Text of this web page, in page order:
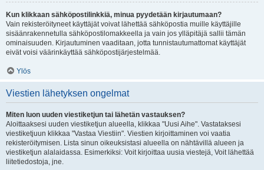
Kun klikkaan sähköpostilinkkiä, minua pyydetään kirjautumaan?
Vain rekisteröityneet käyttäjät voivat lähettää sähköpostia muille käyttäjille
sisäänrakennetulla sähköpostilomakkeella ja vain jos ylläpitäjä sallii tämän
ominaisuuden. Kirjautuminen vaaditaan, jotta tunnistautumattomat käyttäjät
eivät voisi väärinkäyttää sähköpostijärjestelmää.
Ylös
Viestien lähetyksen ongelmat
Miten luon uuden viestiketjun tai lähetän vastauksen?
Aloittaaksesi uuden viestiketjun alueella, klikkaa "Uusi Aihe". Vastataksesi
viestiketjuun klikkaa "Vastaa Viestiin". Viestien kirjoittaminen voi vaatia
rekisteröitymisen. Lista sinun oikeuksistasi alueella on nähtävillä alueen ja
viestiketjun alalaidassa. Esimerkiksi: Voit kirjoittaa uusia viestejä, Voit lähettää
liitetiedostoja, jne.